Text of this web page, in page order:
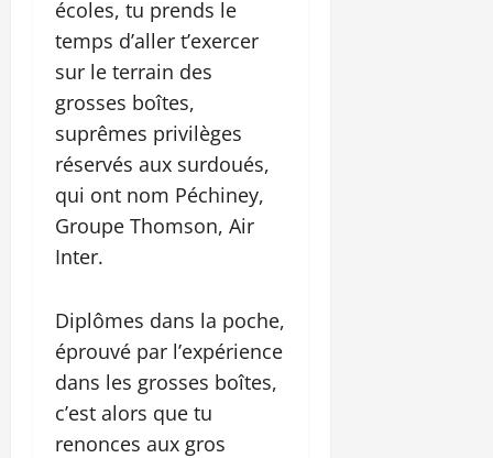
écoles, tu prends le
temps d’aller t’exercer
sur le terrain des
grosses boîtes,
suprêmes privilèges
réservés aux surdoués,
qui ont nom Péchiney,
Groupe Thomson, Air
Inter.
Diplômes dans la poche,
éprouvé par l’expérience
dans les grosses boîtes,
c’est alors que tu
renonces aux gros